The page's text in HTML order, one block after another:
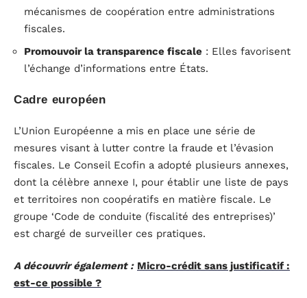
mécanismes de coopération entre administrations
fiscales.
Promouvoir la transparence fiscale : Elles favorisent
l’échange d’informations entre États.
Cadre européen
L’Union Européenne a mis en place une série de
mesures visant à lutter contre la fraude et l’évasion
fiscales. Le Conseil Ecofin a adopté plusieurs annexes,
dont la célèbre annexe I, pour établir une liste de pays
et territoires non coopératifs en matière fiscale. Le
groupe ‘Code de conduite (fiscalité des entreprises)’
est chargé de surveiller ces pratiques.
A découvrir également : Micro-crédit sans justificatif :
est-ce possible ?